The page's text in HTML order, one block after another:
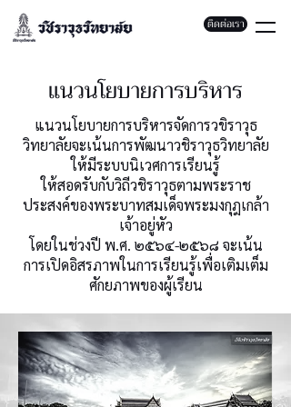
ติดต่อเรา
แนวนโยบายการบริหาร
แนวนโยบายการบริหารจัดการวขิราวุธ
วิทยาลัยจะเน้นการพัฒนาวชิราวุธวิทยาลัย
ให้มีระบบนิเวศการเรียนรู้
ให้สอดรับกับวิถีวชิราวุธตามพระราช
ประสงค์ของพระบาทสมเด็จพระมงกุฎเกล้า
เจ้าอยู่หัว
โดยในช่วงปี พ.ศ. ๒๕๖๔-๒๕๖๘ จะเน้น
การเปิดอิสรภาพในการเรียนรู้เพื่อเติมเต็ม
ศักยภาพของผู้เรียน